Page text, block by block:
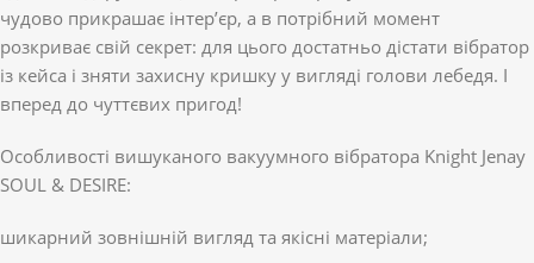
чудово прикрашає інтер’єр, а в потрібний момент
розкриває свій секрет: для цього достатньо дістати вібратор
із кейса і зняти захисну кришку у вигляді голови лебедя. І
вперед до чуттєвих пригод!
Особливості вишуканого вакуумного вібратора Knight Jenay
SOUL & DESIRE:
шикарний зовнішній вигляд та якісні матеріали;